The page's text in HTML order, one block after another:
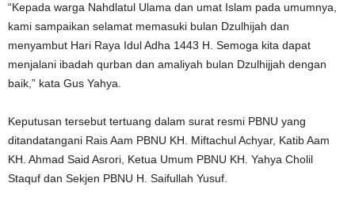
“Kepada warga Nahdlatul Ulama dan umat Islam pada umumnya,
kami sampaikan selamat memasuki bulan Dzulhijah dan
menyambut Hari Raya Idul Adha 1443 H. Semoga kita dapat
menjalani ibadah qurban dan amaliyah bulan Dzulhijjah dengan
baik,” kata Gus Yahya.
Keputusan tersebut tertuang dalam surat resmi PBNU yang
ditandatangani Rais Aam PBNU KH. Miftachul Achyar, Katib Aam
KH. Ahmad Said Asrori, Ketua Umum PBNU KH. Yahya Cholil
Staquf dan Sekjen PBNU H. Saifullah Yusuf.